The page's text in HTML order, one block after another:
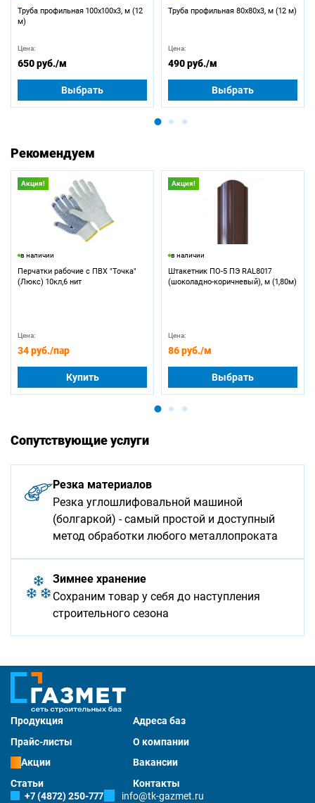
Труба профильная 100х100х3, м (12
м)
Цена:
650 руб./м
Выбрать
Труба профильная 80х80х3, м (12 м)
Цена:
490 руб./м
Выбрать
Рекомендуем
Акция!
в наличии
Перчатки рабочие с ПВХ "Точка"
(Люкс) 10кл,6 нит
Цена:
34 руб./пар
Купить
Акция!
в наличии
Штакетник ПО-5 ПЭ RAL8017
(шоколадно-коричневый), м (1,80м)
Цена:
86 руб./м
Выбрать
Сопутствующие услуги
Резка материалов
Резка углошлифовальной машиной
(болгаркой) - самый простой и доступный
метод обработки любого металлопроката
Зимнее хранение
Сохраним товар у себя до наступления
строительного сезона
Продукция
Адреса баз
Прайс-листы
О компании
Акции
Вакансии
Статьи
Контакты
+7 (4872) 250-777
info@tk-gazmet.ru